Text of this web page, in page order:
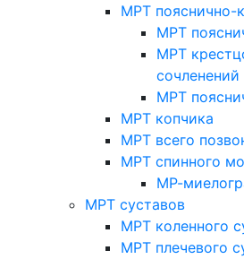
МРТ пояснично-
МРТ
МРТ
сочленений
МРТ
МРТ копчика
МРТ всего
МРТ спинного
МР-
МРТ суставов
МРТ коленного
МРТ плечевого